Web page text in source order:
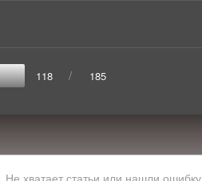
118 / 185
Не хватает статьи или нашли